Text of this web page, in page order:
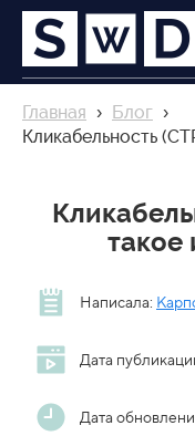
Главная › Блог ›
Кликабельность
такое
Написала:
Дата
Дата